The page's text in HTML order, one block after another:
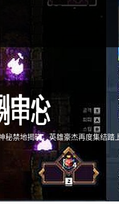
中心
秘禁地揭晓，英雄豪杰再度集结踏